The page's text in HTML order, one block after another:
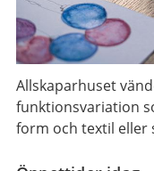
Allskaparhuset
funktionsvariation
form och textil eller